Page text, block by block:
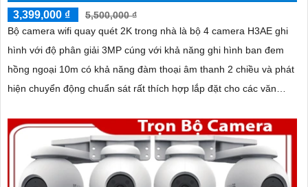
3,399,000 ₫
5,500,000 ₫
Bộ camera wifi quay quét 2K trong nhà là bộ 4 camera H3AE ghi
hình với độ phân giải 3MP cúng với khả năng ghi hình ban đem
hồng ngoại 10m có khả năng đàm thoại âm thanh 2 chiều và phát
hiện chuyển động chuẩn sát rất thích hợp lắp đặt cho các văn
giám sát đêm vừa có thể đàm thoại được âm thanh 2 chiều.